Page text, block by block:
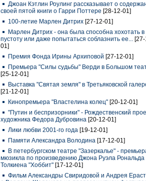
Джоан Кэтлин Роулинг рассказывает о
своей пятой книги о Гарри Поттере [28-12-01]
100-летие Марлен Дитрих [27-12-01]
Марлен Дитрих - она была способна хохотать в
пустоту или даже попытаться соблазнить ее...
01]
Премия Фонда Ирины Архиповой [27-12-01]
Премьера "Силы судьбы" Верди в Большом
[25-12-01]
Выставка "Святая земля" в Третьяковской
[21-12-01]
Кинопремьера "Властелина колец" [20-12-01]
"Путин и беспризорники" - Рождественский
художника Федора Дубровина [20-12-01]
Лики любви 2001-го года [19-12-01]
Памяти Александра Володина [17-12-01]
В петербургском театре "Зазеркалье" -
мюзикла по произведению Джона Руэла Рональда
Толкиена "Хоббит" [17-12-01]
Фильм Александры Свиридовой и Андрея